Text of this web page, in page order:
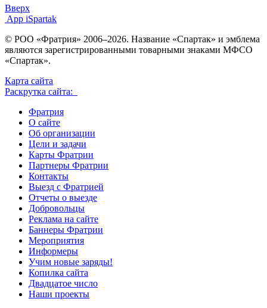
Вверх
App iSpartak
© РОО «Фратрия» 2006–2026. Название «Спартак» и эмблема
являются зарегистрированными товарными знаками МФСО
«Спартак».
Карта сайта
Раскрутка сайта:
Фратрия
О сайте
Об организации
Цели и задачи
Карты Фратрии
Партнеры Фратрии
Контакты
Выезд с Фратрией
Отчеты о выезде
Добровольцы
Реклама на сайте
Баннеры Фратрии
Мероприятия
Информеры
Учим новые заряды!
Копилка сайта
Двадцатое число
Наши проекты